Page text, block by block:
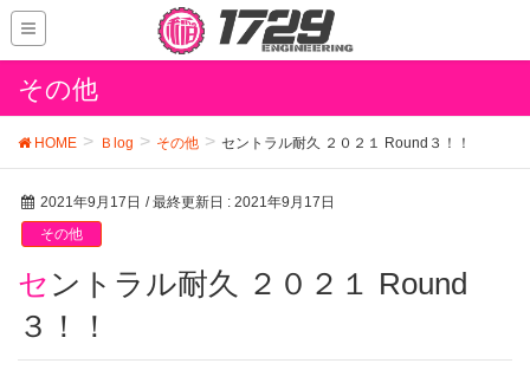
その他
HOME Ｂlog その他 セントラル耐久 ２０２１ Round３！！
2021年9月17日 / 最終更新日 : 2021年9月17日
その他
セントラル耐久 ２０２１ Round
３！！